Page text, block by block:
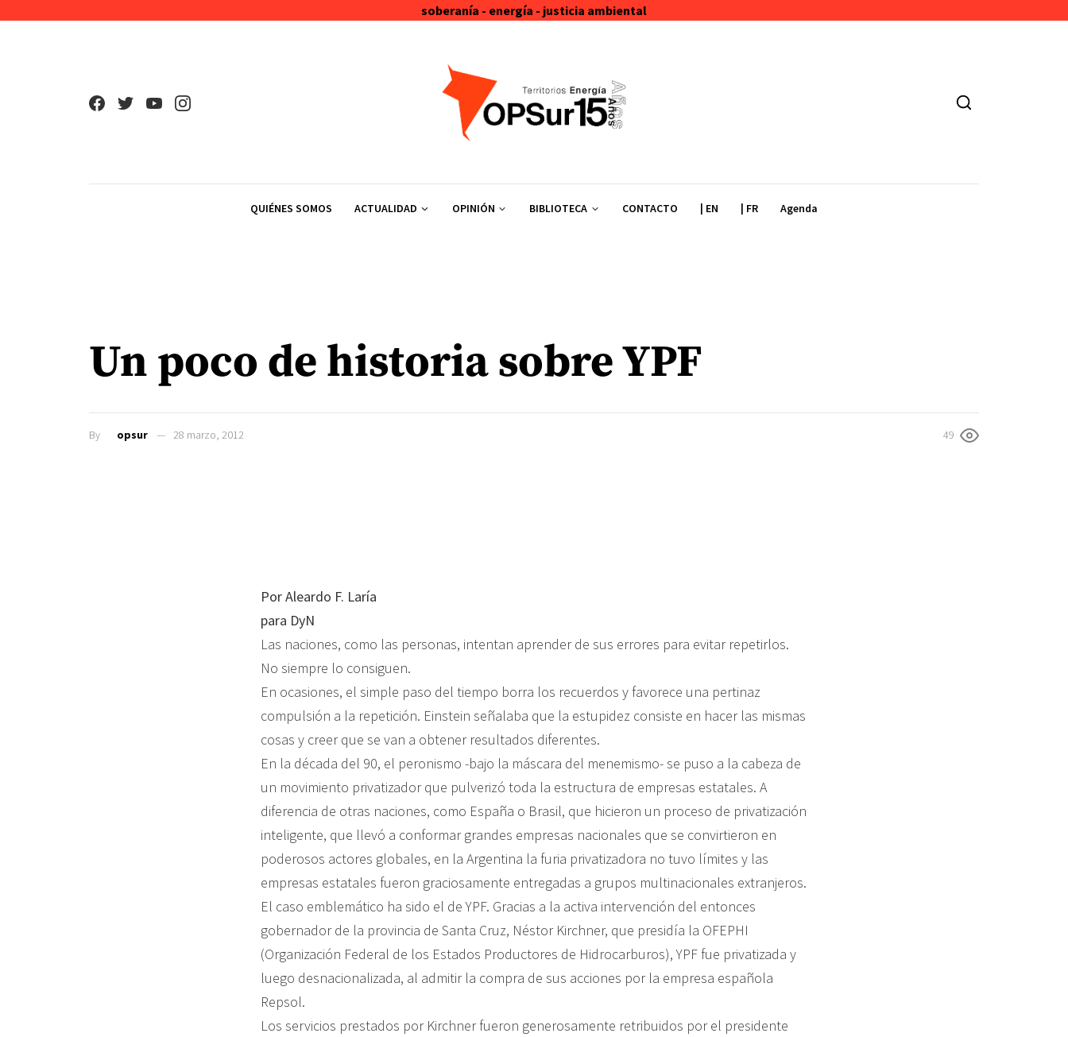
soberanía - energía - justicia ambiental
QUIÉNES SOMOS ACTUALIDAD OPINIÓN BIBLIOTECA CONTACTO | EN | FR Agenda
Un poco de historia sobre YPF
By opsur 28 marzo, 2012 49
Por Aleardo F. Laría
para DyN
Las naciones, como las personas, intentan aprender de sus errores para evitar repetirlos.
No siempre lo consiguen.
En ocasiones, el simple paso del tiempo borra los recuerdos y favorece una pertinaz
compulsión a la repetición. Einstein señalaba que la estupidez consiste en hacer las mismas
cosas y creer que se van a obtener resultados diferentes.
En la década del 90, el peronismo -bajo la máscara del menemismo- se puso a la cabeza de
un movimiento privatizador que pulverizó toda la estructura de empresas estatales. A
diferencia de otras naciones, como España o Brasil, que hicieron un proceso de privatización
inteligente, que llevó a conformar grandes empresas nacionales que se convirtieron en
poderosos actores globales, en la Argentina la furia privatizadora no tuvo límites y las
empresas estatales fueron graciosamente entregadas a grupos multinacionales extranjeros.
El caso emblemático ha sido el de YPF. Gracias a la activa intervención del entonces
gobernador de la provincia de Santa Cruz, Néstor Kirchner, que presidía la OFEPHI
(Organización Federal de los Estados Productores de Hidrocarburos), YPF fue privatizada y
luego desnacionalizada, al admitir la compra de sus acciones por la empresa española
Repsol.
Los servicios prestados por Kirchner fueron generosamente retribuidos por el presidente